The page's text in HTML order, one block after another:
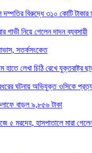
বিরুদ্ধে ৩১০ কোটি টাকার
গাভী নিয়ে গেলেন দাদন ব্যবসায়ী
সতর্কসংকেত
হাতে লেখা চিঠি রেখে যুক্তরাষ্ট্র
ঘটনায় অভিযুক্ত ওসিকে
বাড়ল ৯,৮৫৬ টাকা
৫ মরদেহ, হাসপাতালে মারা